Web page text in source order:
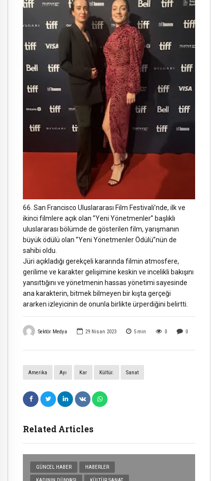
Sektör Medya 29 Nisan 2023 5 min 0 0
Amerika Ayı Kar Kültür. Sanat
Related Articles
GÜNCEL HABER HABERLER
66. San Francisco Uluslararası Film Festivali’nde, ilk ve
ikinci filmlere açık olan ”Yeni Yönetmenler” başlıklı
uluslararası bölümde de gösterilen film, yarışmanın
büyük ödülü olan ”Yeni Yönetmenler Ödülü”nün de
sahibi oldu.
Jüri açıkladığı gerekçeli kararında filmin atmosfere,
gerilime ve karakter gelişimine keskin ve incelikli bakışını
yansıttığını ve yönetmenin hassas yönetimi sayesinde
ana karakterin, bitmek bilmeyen bir kışta gerçeği
ararken izleyicinin de onunla birlikte ürperdiğini belirtti.